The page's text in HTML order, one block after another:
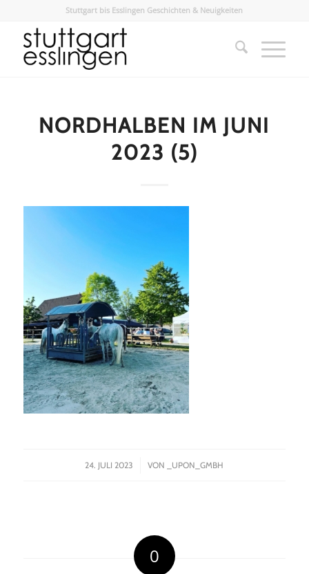
Stuttgart bis Esslingen Geschichten & Neuigkeiten
NORDHALBEN IM JUNI
2023 (5)
24. JULI 2023
/ VON _UPON_GMBH
0